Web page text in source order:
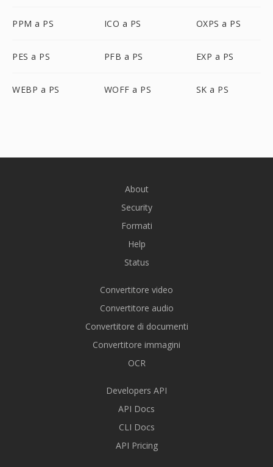
PPM a PS ICO a PS OXPS a PS
PES a PS PFB a PS EXP a PS
WEBP a PS WOFF a PS SK a PS
About
Security
Formati
Help
Status
Convertitore video
Convertitore audio
Convertitore di documenti
Convertitore immagini
OCR
Developers API
API Docs
CLI Docs
API Pricing